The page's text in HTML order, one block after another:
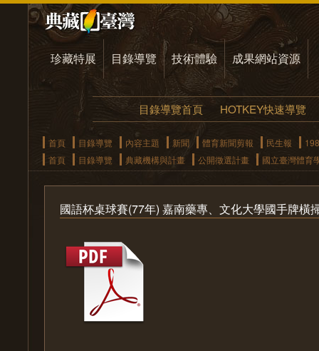
珍藏特展 目錄導覽 技術體驗 成果網站資源
目錄導覽首頁 HOTKEY快速導覽
首頁 目錄導覽 內容主題 新聞 體育新聞剪報 民生報
首頁
目錄導覽 典藏機構與計畫 公開徵選計畫 國立臺灣體育
國語杯桌球賽(77年) 嘉南藥專、文化大學國手牌橫